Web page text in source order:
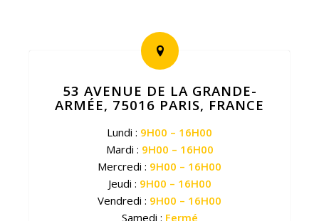
53 AVENUE DE LA GRANDE-
ARMÉE, 75016 PARIS, FRANCE
Lundi : 9H00 – 16H00
Mardi : 9H00 – 16H00
Mercredi : 9H00 – 16H00
Jeudi : 9H00 – 16H00
Vendredi : 9H00 – 16H00
Samedi : Fermé